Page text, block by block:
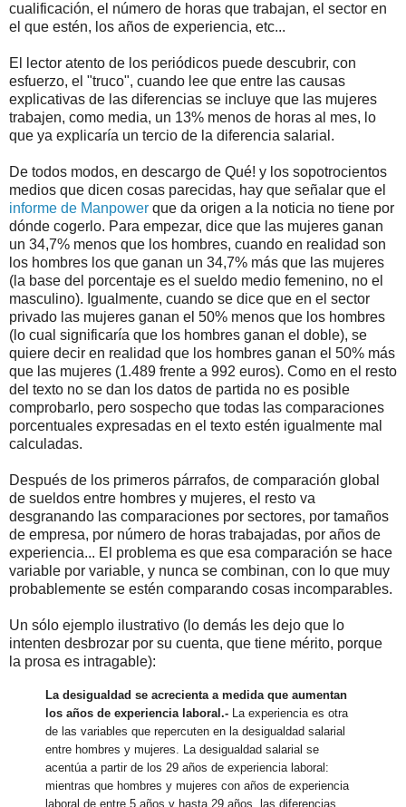
cualificación, el número de horas que trabajan, el sector en
el que estén, los años de experiencia, etc...
El lector atento de los periódicos puede descubrir, con
esfuerzo, el "truco", cuando lee que entre las causas
explicativas de las diferencias se incluye que las mujeres
trabajen, como media, un 13% menos de horas al mes, lo
que ya explicaría un tercio de la diferencia salarial.
De todos modos, en descargo de Qué! y los sopotrocientos
medios que dicen cosas parecidas, hay que señalar que el
informe de Manpower que da origen a la noticia no tiene por
dónde cogerlo. Para empezar, dice que las mujeres ganan
un 34,7% menos que los hombres, cuando en realidad son
los hombres los que ganan un 34,7% más que las mujeres
(la base del porcentaje es el sueldo medio femenino, no el
masculino). Igualmente, cuando se dice que en el sector
privado las mujeres ganan el 50% menos que los hombres
(lo cual significaría que los hombres ganan el doble), se
quiere decir en realidad que los hombres ganan el 50% más
que las mujeres (1.489 frente a 992 euros). Como en el resto
del texto no se dan los datos de partida no es posible
comprobarlo, pero sospecho que todas las comparaciones
porcentuales expresadas en el texto estén igualmente mal
calculadas.
Después de los primeros párrafos, de comparación global
de sueldos entre hombres y mujeres, el resto va
desgranando las comparaciones por sectores, por tamaños
de empresa, por número de horas trabajadas, por años de
experiencia... El problema es que esa comparación se hace
variable por variable, y nunca se combinan, con lo que muy
probablemente se estén comparando cosas incomparables.
Un sólo ejemplo ilustrativo (lo demás les dejo que lo
intenten desbrozar por su cuenta, que tiene mérito, porque
la prosa es intragable):
La desigualdad se acrecienta a medida que aumentan
los años de experiencia laboral.- La experiencia es otra
de las variables que repercuten en la desigualdad salarial
entre hombres y mujeres. La desigualdad salarial se
acentúa a partir de los 29 años de experiencia laboral:
mientras que hombres y mujeres con años de experiencia
laboral de entre 5 años y hasta 29 años, las diferencias